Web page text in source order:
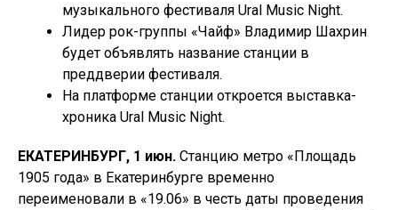
музыкального фестиваля Ural Music Night.
Лидер рок-группы «Чайф» Владимир Шахрин
будет объявлять название станции в
преддверии фестиваля.
На платформе станции откроется выставка-
хроника Ural Music Night.
ЕКАТЕРИНБУРГ, 1 июн. Станцию метро «Площадь
1905 года» в Екатеринбурге временно
переименовали в «19.06» в честь даты проведения